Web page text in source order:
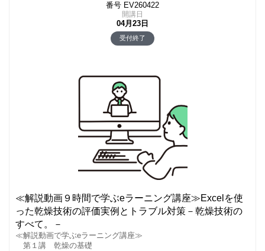
番号 EV260422
開講日
04月23日
受付終了
≪解説動画９時間で学ぶeラーニング講座≫Excelを使
った乾燥技術の評価実例とトラブル対策－乾燥技術の
すべて。－
≪解説動画で学ぶeラーニング講座≫
第１講 乾燥の基礎